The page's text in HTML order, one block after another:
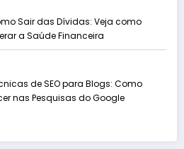
Sair das Dívidas: Veja como
a Saúde Financeira
de SEO para Blogs: Como
nas Pesquisas do Google